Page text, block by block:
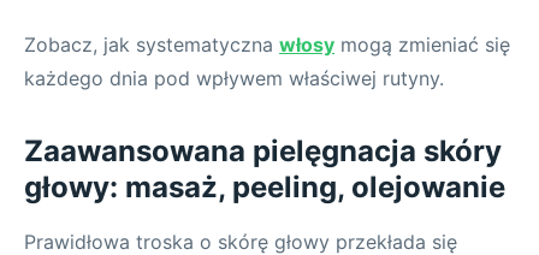
Zobacz, jak systematyczna włosy mogą zmieniać się
każdego dnia pod wpływem właściwej rutyny.
Zaawansowana pielęgnacja skóry
głowy: masaż, peeling, olejowanie
Prawidłowa troska o skórę głowy przekłada się